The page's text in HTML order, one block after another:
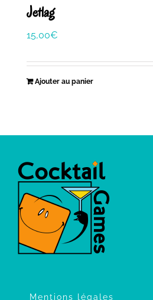
Jetlag
15,00€
Ajouter au panier
Mentions légales